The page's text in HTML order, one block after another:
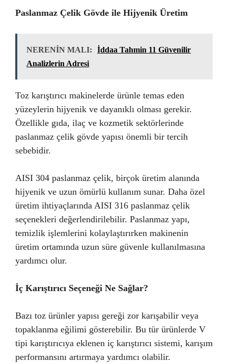
Paslanmaz Çelik Gövde ile Hijyenik Üretim
NERENİN MALI:
İddaa Tahmin 11 Güvenilir
Analizlerin Adresi
Toz karıştırıcı makinelerde ürünle temas eden
yüzeylerin hijyenik ve dayanıklı olması gerekir.
Özellikle gıda, ilaç ve kozmetik sektörlerinde
paslanmaz çelik gövde yapısı önemli bir tercih
sebebidir.
AISI 304 paslanmaz çelik, birçok üretim alanında
hijyenik ve uzun ömürlü kullanım sunar. Daha özel
üretim ihtiyaçlarında AISI 316 paslanmaz çelik
seçenekleri değerlendirilebilir. Paslanmaz yapı,
temizlik işlemlerini kolaylaştırırken makinenin
üretim ortamında uzun süre güvenle kullanılmasına
yardımcı olur.
İç Karıştırıcı Seçeneği Ne Sağlar?
Bazı toz ürünler yapısı gereği zor karışabilir veya
topaklanma eğilimi gösterebilir. Bu tür ürünlerde V
tipi karıştırıcıya eklenen iç karıştırıcı sistemi, karışım
performansını artırmaya yardımcı olabilir.